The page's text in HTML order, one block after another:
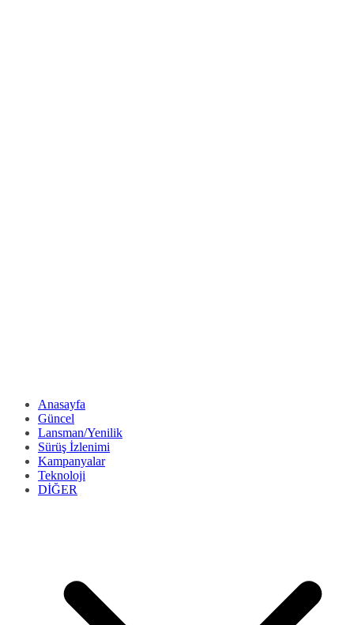
Anasayfa
Güncel
Lansman/Yenilik
Sürüş İzlenimi
Kampanyalar
Teknoloji
DİĞER